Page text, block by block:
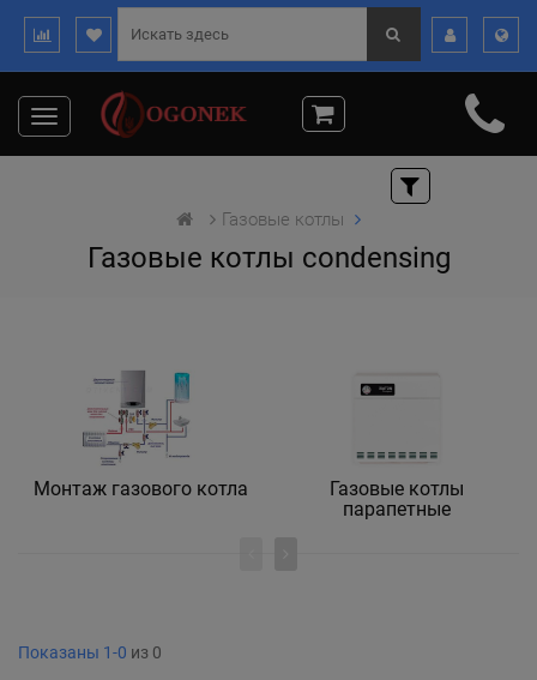
Toggle
navigation
Газовые котлы
Газовые котлы condensing
Монтаж газового котла
Газовые котлы
парапетные
Показаны 1-0 из 0